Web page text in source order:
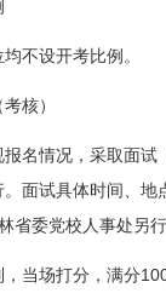
不设开考比例。
核）
名情况，采取面试
面试具体时间、地
省委党校人事处另行
当场打分，满分